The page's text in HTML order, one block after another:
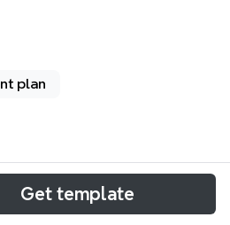
plan
ップは、心理学と行動理論に
ュニケーションと恋愛戦略を
Get template